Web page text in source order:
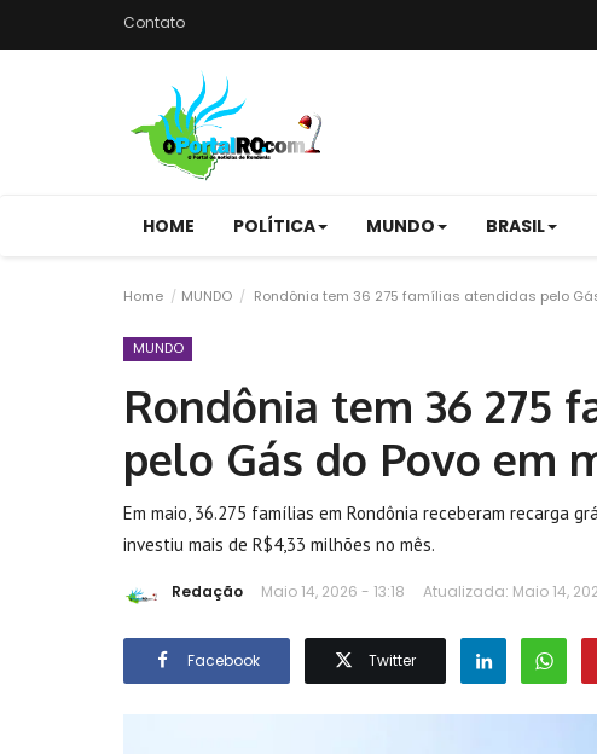
Contato
HOME POLÍTICA MUNDO BRASIL
Home MUNDO Rondônia tem 36 275 famílias atendidas pelo
MUNDO
Rondônia tem 36 275
pelo Gás do Povo em
Em maio, 36.275 famílias em Rondônia receberam recarga
investiu mais de R$4,33 milhões no mês.
Redação Maio 14, 2026 - 13:18 Atualizada: Maio 14,
Facebook Twitter